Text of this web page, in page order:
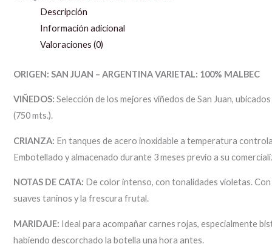
Descripción
Información adicional
Valoraciones (0)
ORIGEN: SAN JUAN – ARGENTINA VARIETAL: 100% MALBEC
VIÑEDOS: Selección de los mejores viñedos de San Juan,
(750 mts.).
CRIANZA: En tanques de acero inoxidable a temperatura
Embotellado y almacenado durante 3 meses previo a su
NOTAS DE CATA: De color intenso, con tonalidades violetas.
suaves taninos y la frescura frutal.
MARIDAJE: Ideal para acompañar carnes rojas, especialmente
habiendo descorchado la botella una hora antes.